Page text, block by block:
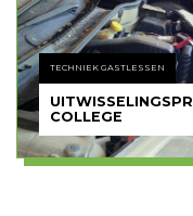
TECHNIEK GASTLESSEN
COLLEGE